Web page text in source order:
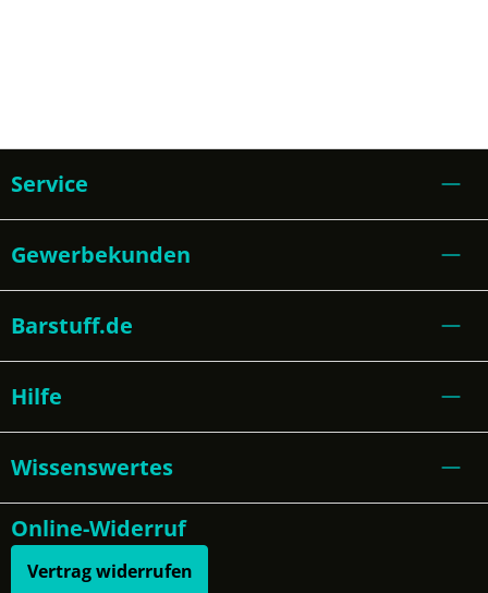
Service
Gewerbekunden
Barstuff.de
Hilfe
Wissenswertes
Online-Widerruf
Vertrag widerrufen